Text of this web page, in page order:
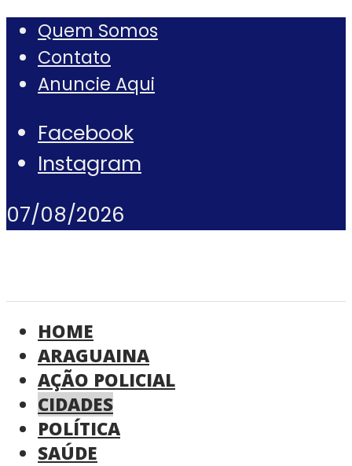
Quem Somos
Contato
Anuncie Aqui
Facebook
Instagram
07/08/2026
HOME
ARAGUAINA
AÇÃO POLICIAL
CIDADES
POLÍTICA
SAÚDE